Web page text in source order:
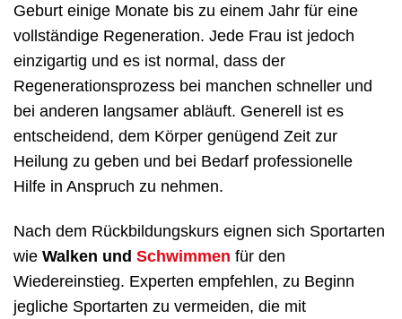
Geburt einige Monate bis zu einem Jahr für eine
vollständige Regeneration. Jede Frau ist jedoch
einzigartig und es ist normal, dass der
Regenerationsprozess bei manchen schneller und
bei anderen langsamer abläuft. Generell ist es
entscheidend, dem Körper genügend Zeit zur
Heilung zu geben und bei Bedarf professionelle
Hilfe in Anspruch zu nehmen.
Nach dem Rückbildungskurs eignen sich Sportarten
wie Walken und Schwimmen für den
Wiedereinstieg. Experten empfehlen, zu Beginn
jegliche Sportarten zu vermeiden, die mit